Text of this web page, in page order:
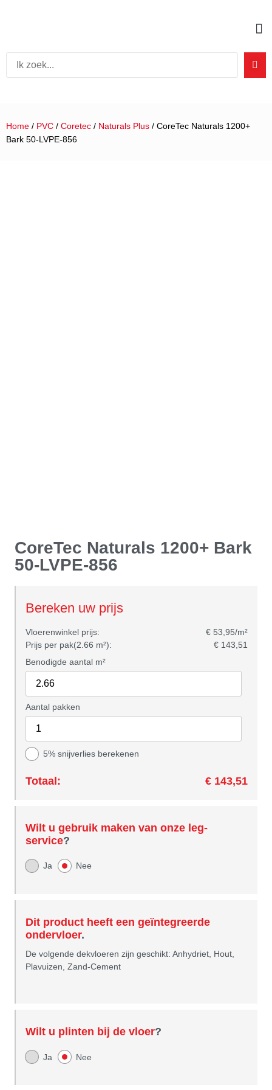
Home / PVC / Coretec / Naturals Plus / CoreTec Naturals 1200+
Bark 50-LVPE-856
CoreTec Naturals 1200+ Bark
50-LVPE-856
Bereken uw prijs
Vloerenwinkel prijs:
€ 53,95/m²
Prijs per pak(2.66 m²):
€ 143,51
Benodigde aantal m²
Aantal pakken
5% snijverlies berekenen
Totaal: € 143,51
Wilt u gebruik maken van onze leg-
service?
Ja Nee
Dit product heeft een geïntegreerde
ondervloer.
De volgende dekvloeren zijn geschikt: Anhydriet, Hout,
Plavuizen, Zand-Cement
Wilt u plinten bij de vloer?
Ja Nee